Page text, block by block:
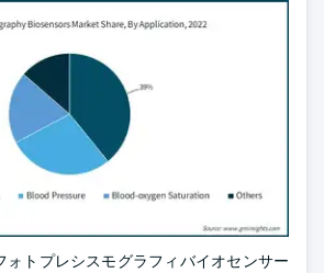
ォトプレシスモグラフィバイオセンサー